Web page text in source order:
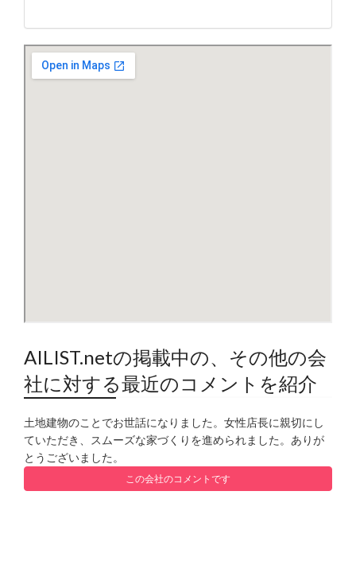
AILIST.netの掲載中の、その他の会
社に対する最近のコメントを紹介
土地建物のことでお世話になりました。女性店長に親切にし
ていただき、スムーズな家づくりを進められました。ありが
とうございました。
この会社のコメントです